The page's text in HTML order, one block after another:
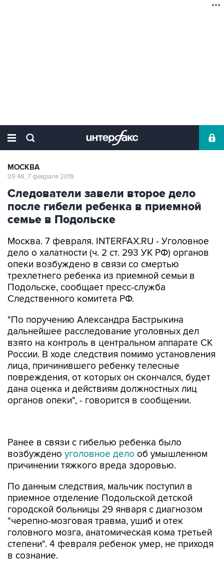
МОСКВА
09:48, 7 февраля 2019
Следователи завели второе дело
после гибели ребенка в приемной
семье в Подольске
Москва. 7 февраля. INTERFAX.RU - Уголовное
дело о халатности (ч. 2 ст. 293 УК РФ) органов
опеки возбуждено в связи со смертью
трехлетнего ребенка из приемной семьи в
Подольске, сообщает пресс-служба
Следственного комитета РФ.
"По поручению Александра Бастрыкина
дальнейшее расследование уголовных дел
взято на контроль в центральном аппарате СК
России. В ходе следствия помимо установления
лица, причинившего ребенку телесные
повреждения, от которых он скончался, будет
дана оценка и действиям должностных лиц
органов опеки", - говорится в сообщении.
причинении тяжкого вреда здоровью.
По данным следствия, мальчик поступил в
городской больницы 29 января с диагнозом
"черепно-мозговая травма, ушиб и отек
головного мозга, анатомическая кома третьей
степени". 4 февраля ребенок умер, не приходя
в сознание.
Согласно предварительным данным эксперта,